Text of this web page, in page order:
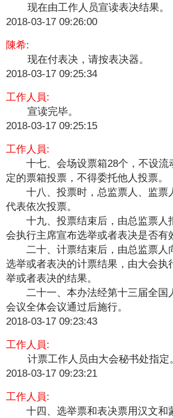
现在由工作人员宣读表决结果。
2018-03-17 09:26:00
陳希:
现在付表决，请按表决器。
2018-03-17 09:25:34
工作人員:
宣读完毕。
2018-03-17 09:25:15
工作人員:
十七、会场设票箱28个，不设流
定的票箱投票，不得委托他人投票。
十八、投票时，总监票人、监票
代表依次投票。
十九、投票结束后，由总监票人
会执行主席宣布选举或者表决是否有
二十、计票结束后，由总监票人
选举或者表决的计票结果，由大会执
举或者表决的结果。
二十一、本办法经第十三届全国
会议全体会议通过后施行。
2018-03-17 09:23:43
工作人員:
计票工作人员由大会秘书处指定。
2018-03-17 09:23:21
工作人員:
十四、选举票和表决票用汉文和